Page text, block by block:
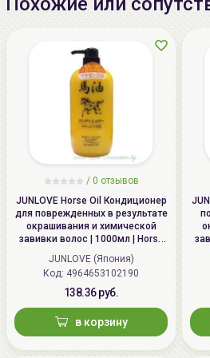
УНП
220020
136.
/ 0 отзывов
JUNLOVE Horse Oil Кондиционер
для поврежденных в результате
окрашивания и химической
завивки волос | 1000мл | Horse
Oil Conditioner
JUNLOVE (Япония)
Код: 4964653102190
138.36 руб.
в корзину